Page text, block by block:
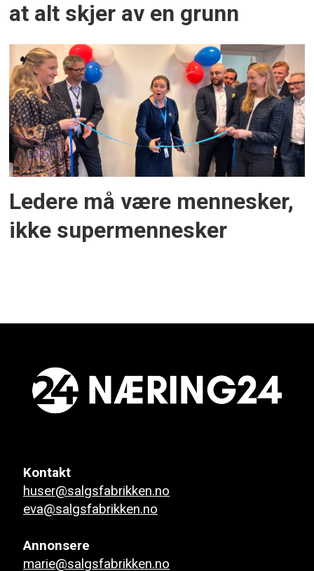
at alt skjer av en grunn
Ledere må være mennesker,
ikke supermennesker
Kontakt
huser@salgsfabrikken.no
eva@salgsfabrikken.no
Annonsere
marie@salgsfabrikken.no